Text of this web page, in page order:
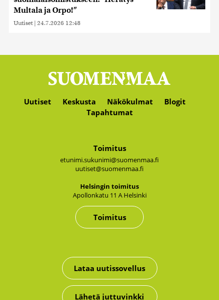
Multala ja Orpo!”
Uutiset | 24.7.2026 12:48
Uutiset Keskusta Näkökulmat
Blogit
Tapahtumat
Toimitus
etunimi.sukunimi@suomenmaa.fi
uutiset@suomenmaa.fi
Hel­sin­gin toi­mi­tus
Apol­lon­ka­tu 11 A Hel­sin­ki
Toimitus
Lataa uutissovellus
Lähetä juttuvinkki